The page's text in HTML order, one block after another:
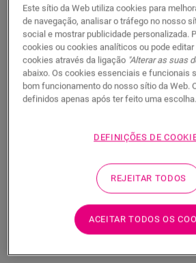
realidade? Ainda tem dúvidas? Não
sempre um fornecedor perto de si.
PROCURAR
combina com o seu estilo e
necessidades?
Ver na sua divisão
Este sítio da Web utiliza cookies para
de navegação, analisar o tráfego no nosso
social e mostrar publicidade personalizada.
cookies ou cookies analíticos ou pode
cookies através da ligação "Alterar as suas
abaixo. Os cookies essenciais e funcionais
bom funcionamento do nosso sítio da Web.
definidos apenas após ter feito uma escolha.
DEFINIÇÕES DE
REJEITAR TODOS
ACEITAR TODOS OS